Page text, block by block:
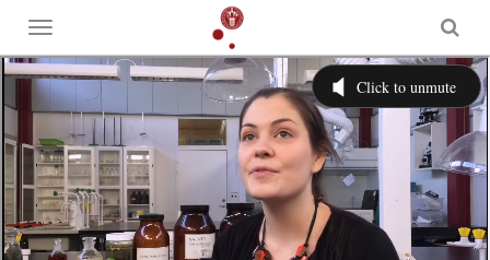
Toggle
menu